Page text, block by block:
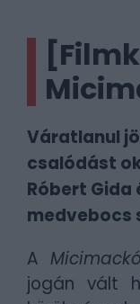
Váratlanul
csalódást
Róbert Gida
medvebocs
A
jogán vált